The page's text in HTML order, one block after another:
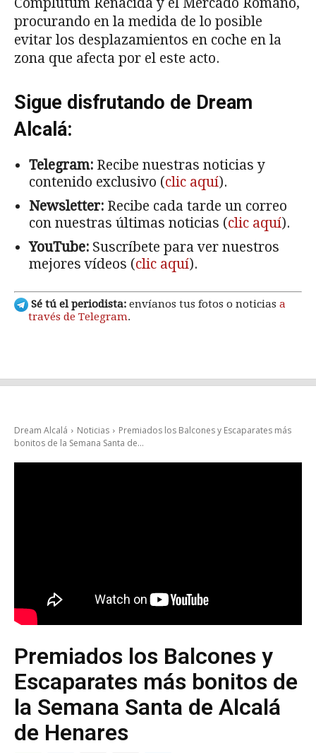
procurando en la medida de lo posible
evitar los desplazamientos en coche en la
zona que afecta por el este acto.
Sigue disfrutando de Dream
Alcalá:
Telegram: Recibe nuestras noticias y
contenido exclusivo (clic aquí).
Newsletter: Recibe cada tarde un correo
con nuestras últimas noticias (clic aquí).
YouTube: Suscríbete para ver nuestros
mejores vídeos (clic aquí).
Sé tú el periodista: envíanos tus fotos o noticias a
través de Telegram.